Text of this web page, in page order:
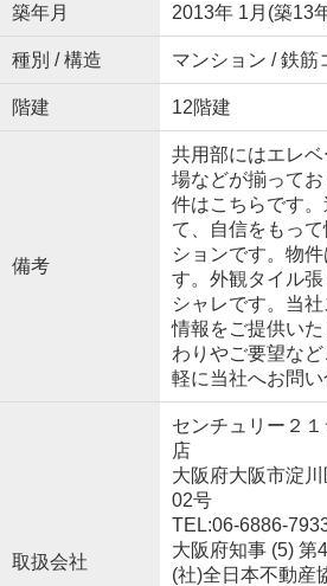
築年月 2013年 1月(築13
種別 / 構造 マンション / 鉄筋
階建 12階建
備考
共用部にはエレ
場などが揃って
件はこちらです
て、自信をもっ
ションです。物
す。外観タイル
シャレです。当
情報をご提供い
わりやご要望な
軽に当社へお問い
取扱会社
センチュリー２
店
大阪府大阪市淀
02号
TEL:06-6886-
大阪府知事 (5) 第
(社)全日本不動産